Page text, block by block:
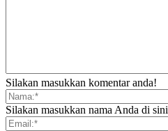
Silakan masukkan komentar anda!
Silakan masukkan nama Anda di sini